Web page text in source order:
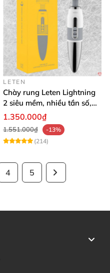
LETEN
Chày rung Leten Lightning
2 siêu mềm, nhiều tần số,
phát nhiệt kích thích
1.350.000₫
1.551.000₫
-13%
(214)
4 5